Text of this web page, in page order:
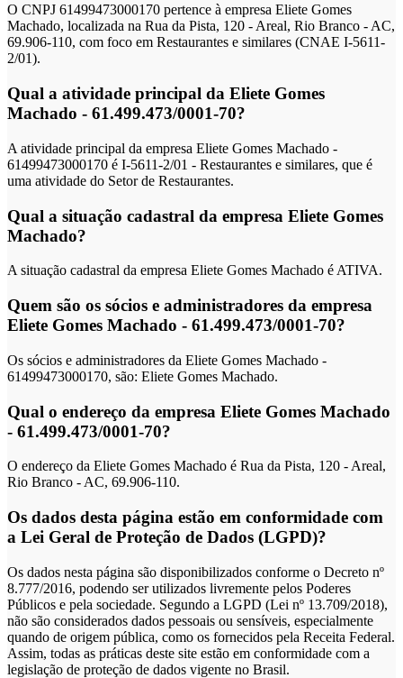
O CNPJ 61499473000170 pertence à empresa Eliete Gomes
Machado, localizada na Rua da Pista, 120 - Areal, Rio Branco - AC,
69.906-110, com foco em Restaurantes e similares (CNAE I-5611-
2/01).
Qual a atividade principal da Eliete Gomes
Machado - 61.499.473/0001-70?
A atividade principal da empresa Eliete Gomes Machado -
61499473000170 é I-5611-2/01 - Restaurantes e similares, que é
uma atividade do Setor de Restaurantes.
Qual a situação cadastral da empresa Eliete Gomes
Machado?
A situação cadastral da empresa Eliete Gomes Machado é ATIVA.
Quem são os sócios e administradores da empresa
Eliete Gomes Machado - 61.499.473/0001-70?
Os sócios e administradores da Eliete Gomes Machado -
61499473000170, são: Eliete Gomes Machado.
Qual o endereço da empresa Eliete Gomes Machado
- 61.499.473/0001-70?
O endereço da Eliete Gomes Machado é Rua da Pista, 120 - Areal,
Rio Branco - AC, 69.906-110.
Os dados desta página estão em conformidade com
a Lei Geral de Proteção de Dados (LGPD)?
Os dados nesta página são disponibilizados conforme o Decreto nº
8.777/2016, podendo ser utilizados livremente pelos Poderes
Públicos e pela sociedade. Segundo a LGPD (Lei nº 13.709/2018),
não são considerados dados pessoais ou sensíveis, especialmente
quando de origem pública, como os fornecidos pela Receita Federal.
Assim, todas as práticas deste site estão em conformidade com a
legislação de proteção de dados vigente no Brasil.